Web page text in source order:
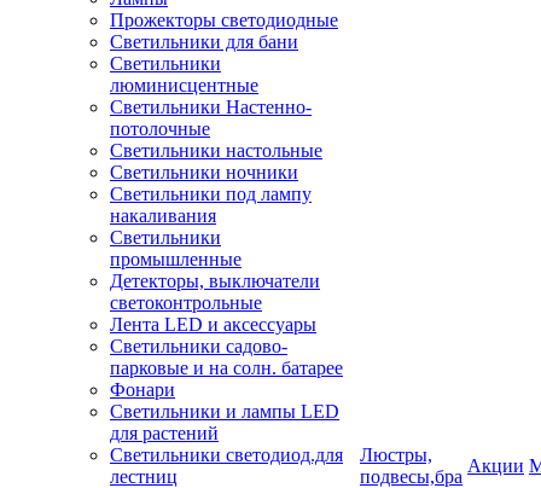
Прожекторы светодиодные
Светильники для бани
Светильники
люминисцентные
Светильники Настенно-
потолочные
Светильники настольные
Светильники ночники
Светильники под лампу
накаливания
Светильники
промышленные
Детекторы, выключатели
светоконтрольные
Лента LED и аксессуары
Светильники садово-
парковые и на солн. батарее
Фонари
Светильники и лампы LED
для растений
Светильники светодиод.для
лестниц
Люстры,
подвесы,бра
Акции